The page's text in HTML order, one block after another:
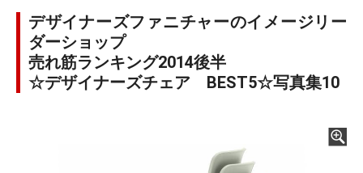
デザイナーズファニチャーのイメージリー
ダーショップ
売れ筋ランキング2014後半
☆デザイナーズチェア BEST5☆写真集10